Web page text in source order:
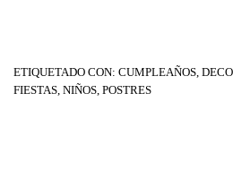
ETIQUETADO CON: CUMPLEAÑOS
FIESTAS NIÑOS POSTRES